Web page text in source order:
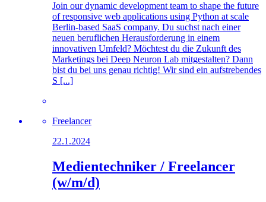
Join our dynamic development team to shape the future
of responsive web applications using Python at scale
Berlin-based SaaS company. Du suchst nach einer
neuen beruflichen Herausforderung in einem
innovativen Umfeld? Möchtest du die Zukunft des
Marketings bei Deep Neuron Lab mitgestalten? Dann
bist du bei uns genau richtig! Wir sind ein aufstrebendes
S [...]
Freelancer
22.1.2024
Medientechniker / Freelancer
(w/m/d)